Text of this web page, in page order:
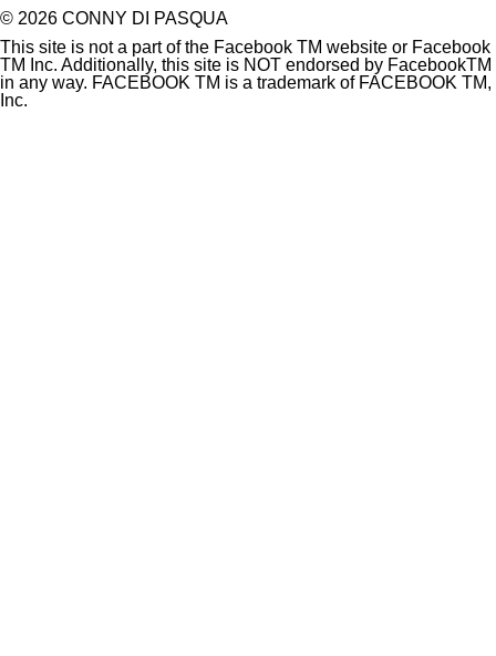
© 2026 CONNY DI PASQUA
This site is not a part of the Facebook TM website or Facebook
TM Inc. Additionally, this site is NOT endorsed by FacebookTM
in any way. FACEBOOK TM is a trademark of FACEBOOK TM,
Inc.